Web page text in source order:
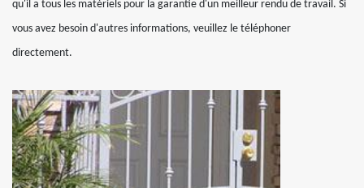
qu'il a tous les matériels pour la garantie d'un meilleur rendu de travail. Si
vous avez besoin d'autres informations, veuillez le téléphoner
directement.